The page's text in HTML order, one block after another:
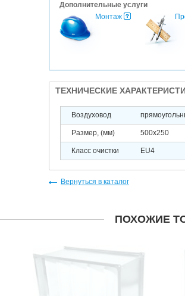
Дополнительные услуги
Монтаж
ТЕХНИЧЕСКИЕ
Воздуховод
Размер, (мм) 500х250
Класс очистки EU4
Вернуться в каталог
ПОХОЖИЕ